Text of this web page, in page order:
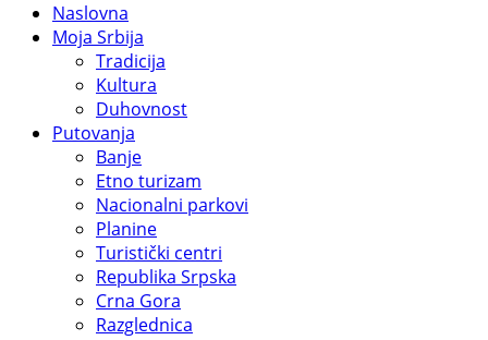
Naslovna
Moja Srbija
Tradicija
Kultura
Duhovnost
Putovanja
Banje
Etno turizam
Nacionalni parkovi
Planine
Turistički centri
Republika Srpska
Crna Gora
Razglednica